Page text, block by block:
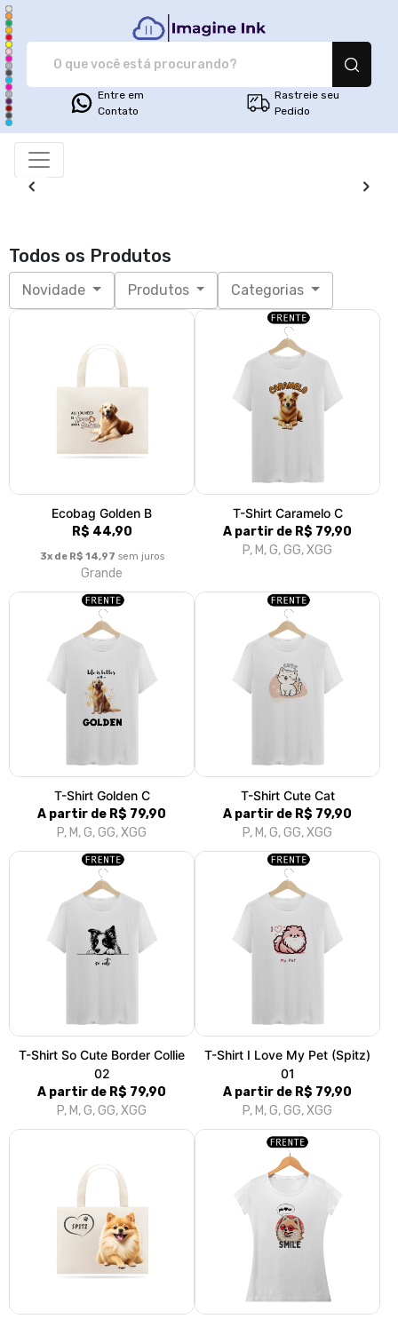
Imagine Ink -
Entre em
Contato
Rastreie seu
Pedido
Todos os Produtos
Novidade Produtos Categorias
Ecobag Golden B
R$ 44,90
3x de R$ 14,97sem juros
Grande
T-Shirt Caramelo C
A partir de R$ 79,90
P, M, G, GG, XGG
T-Shirt Golden C
A partir de R$ 79,90
P, M, G, GG, XGG
A partir de R$ 79,90
P, M, G, GG, XGG